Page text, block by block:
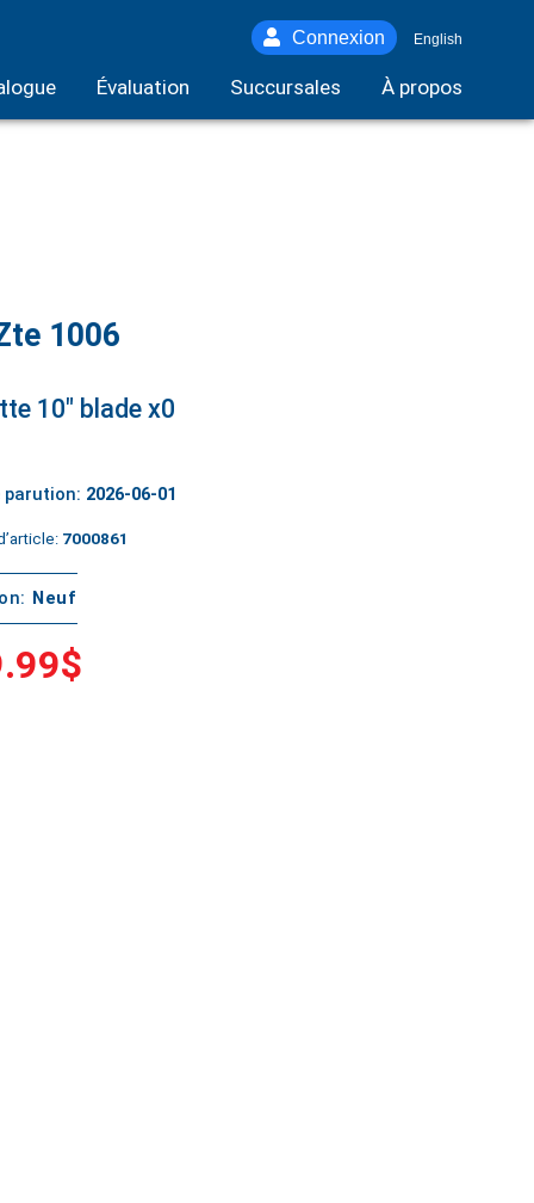
Connexion English
Évaluation Succursales À propos
1006
10" blade x0
parution: 2026-06-01
7000861
Neuf